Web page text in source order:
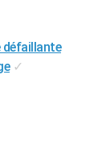
défaillante
✓